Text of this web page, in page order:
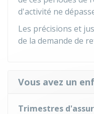
d'activité ne
Les précisions et
de la demande de
Vous avez un
Trimestres